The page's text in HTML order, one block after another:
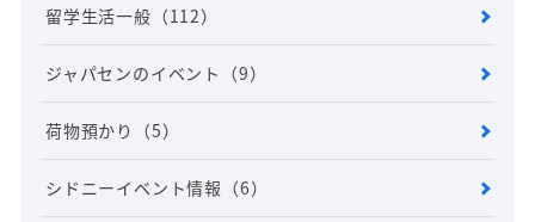
留学生活一般 （112）
ジャパセンのイベント （9）
荷物預かり （5）
シドニーイベント情報 （6）